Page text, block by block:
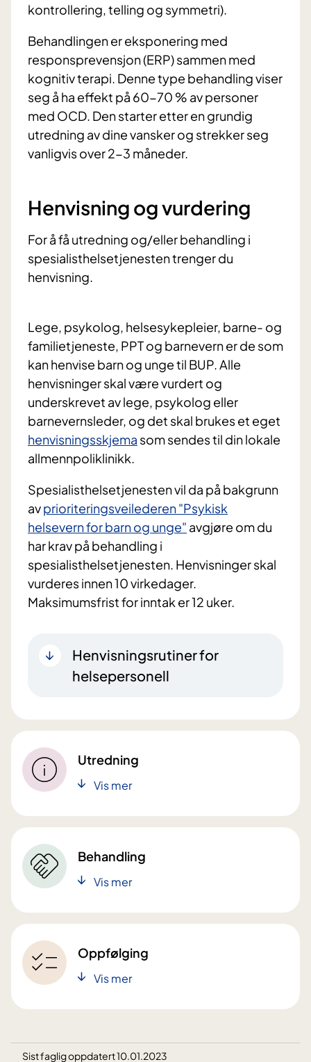
kontrollering, telling og symmetri).
Behandlingen er eksponering med
responsprevensjon (ERP) sammen med
kognitiv terapi. Denne type behandling viser
seg å ha effekt på 60-70 % av personer
med OCD. Den starter etter en grundig
utredning av dine vansker og strekker seg
vanligvis over 2-3 måneder.
Henvisning og vurdering
For å få utredning og/eller behandling i
spesialisthelsetjenesten trenger du
henvisning.
Lege, psykolog, helsesykepleier, barne- og
familietjeneste, PPT og barnevern er de som
kan henvise barn og unge til BUP. Alle
henvisninger skal være vurdert og
underskrevet av lege, psykolog eller
barnevernsleder, og det skal brukes et eget
henvisningsskjema som sendes til din lokale
allmennpoliklinikk.
Spesialisthelsetjenesten vil da på bakgrunn
avprioriteringsveilederen "Psykisk
helsevern for barn og unge" avgjøre om du
har krav på behandling i
spesialisthelsetjenesten. Henvisninger skal
vurderes innen 10 virkedager.
Maksimumsfrist for inntak er 12 uker.
Henvisningsrutiner for
helsepersonell
Utredning
Vis mer
Behandling
Vis mer
Oppfølging
Vis mer
Sist faglig oppdatert 10.01.2023